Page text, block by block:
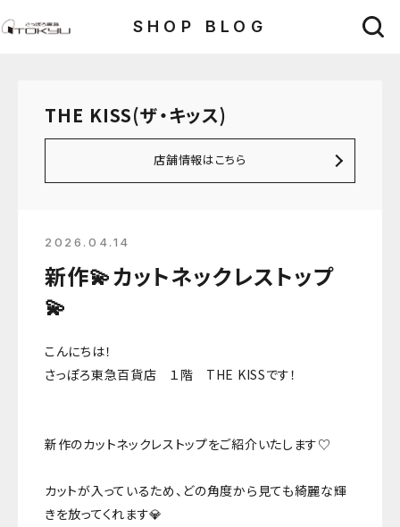
SHOP BLOG
THE KISS(ザ・キッス)
店舗情報はこちら
2026.04.14
新作💫カットネックレストップ
💫
こんにちは！
さっぽろ東急百貨店 １階 THE KISSです！
新作のカットネックレストップをご紹介いたします♡
カットが入っているため、どの角度から見ても綺麗な輝
きを放ってくれます💎